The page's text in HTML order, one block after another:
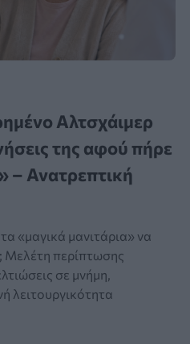
Αλτσχάιμερ
της αφού πήρε
– Ανατρεπτική
«μαγικά μανιτάρια» να
Μελέτη περίπτωσης
σε μνήμη,
λειτουργικότητα